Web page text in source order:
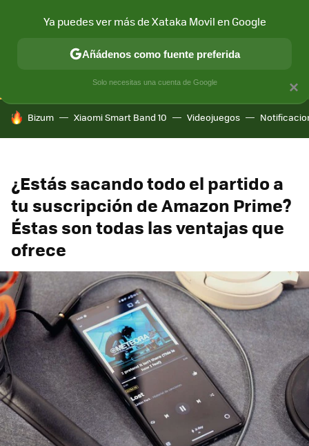
CONECTIVIDAD MÓVIL Y SOCIEDAD APLICACIONES
HOY SE HABLA DE
Bizum Xiaomi Smart Band 10 Videojuegos
¿Estás sacando todo el partido a
tu suscripción de Amazon Prime?
Éstas son todas las ventajas que
ofrece
×
Ya puedes ver más de Xataka Movil en Google
Añádenos como fuente preferida
Solo necesitas una cuenta de Google